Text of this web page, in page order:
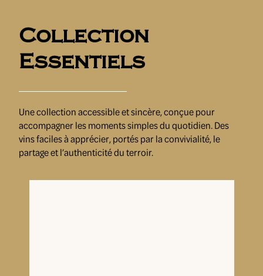
Collection
Essentiels
Une collection accessible et sincère, conçue pour
accompagner les moments simples du quotidien. Des
vins faciles à apprécier, portés par la convivialité, le
partage et l’authenticité du terroir.